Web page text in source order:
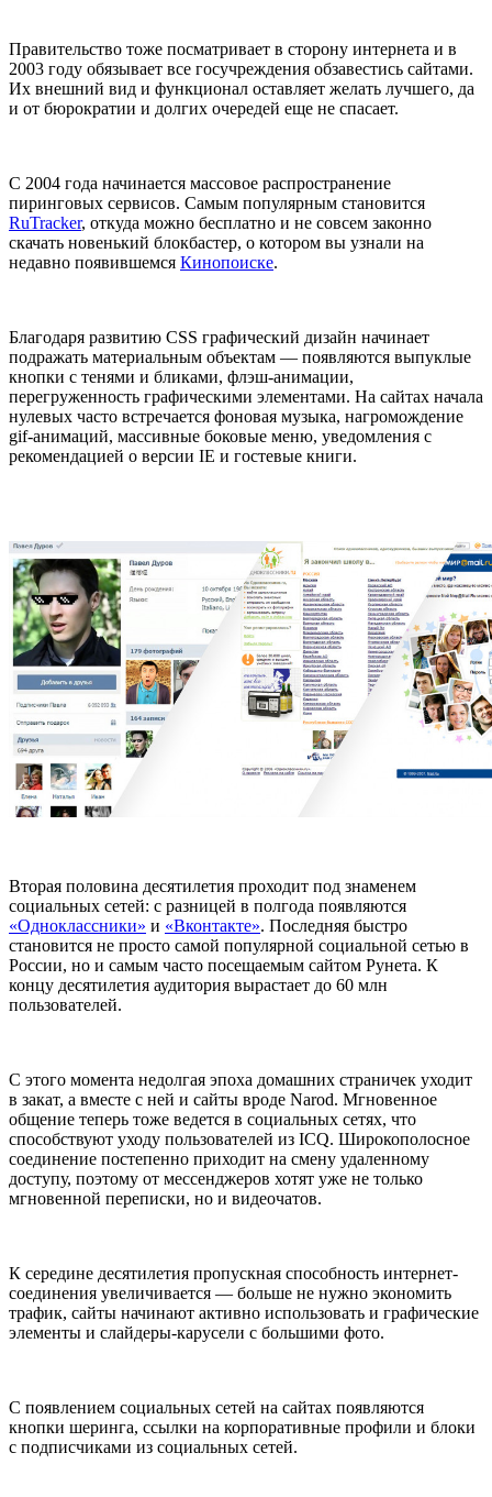
Правительство тоже посматривает в сторону интернета и в
2003 году обязывает все госучреждения обзавестись сайтами.
Их внешний вид и функционал оставляет желать лучшего, да
и от бюрократии и долгих очередей еще не спасает.
С 2004 года начинается массовое распространение
пиринговых сервисов. Самым популярным становится
RuTracker, откуда можно бесплатно и не совсем законно
скачать новенький блокбастер, о котором вы узнали на
недавно появившемся Кинопоиске.
Благодаря развитию CSS графический дизайн начинает
подражать материальным объектам — появляются выпуклые
кнопки с тенями и бликами, флэш-анимации,
перегруженность графическими элементами. На сайтах начала
нулевых часто встречается фоновая музыка, нагромождение
gif-анимаций, массивные боковые меню, уведомления с
рекомендацией о версии IE и гостевые книги.
Вторая половина десятилетия проходит под знаменем
социальных сетей: с разницей в полгода появляются
«Одноклассники» и «Вконтакте». Последняя быстро
становится не просто самой популярной социальной сетью в
России, но и самым часто посещаемым сайтом Рунета. К
концу десятилетия аудитория вырастает до 60 млн
пользователей.
С этого момента недолгая эпоха домашних страничек уходит
в закат, а вместе с ней и сайты вроде Narod. Мгновенное
общение теперь тоже ведется в социальных сетях, что
способствуют уходу пользователей из ICQ. Широкополосное
соединение постепенно приходит на смену удаленному
доступу, поэтому от мессенджеров хотят уже не только
мгновенной переписки, но и видеочатов.
К середине десятилетия пропускная способность интернет-
соединения увеличивается — больше не нужно экономить
трафик, сайты начинают активно использовать и графические
элементы и слайдеры-карусели с большими фото.
С появлением социальных сетей на сайтах появляются
кнопки шеринга, ссылки на корпоративные профили и блоки
с подписчиками из социальных сетей.